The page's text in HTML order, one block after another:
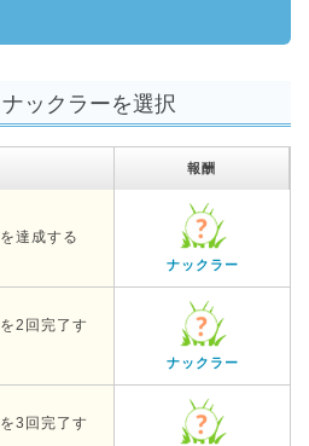
ックラーを選択
報酬
達成する
ナックラー
2回完了す
ナックラー
3回完了す